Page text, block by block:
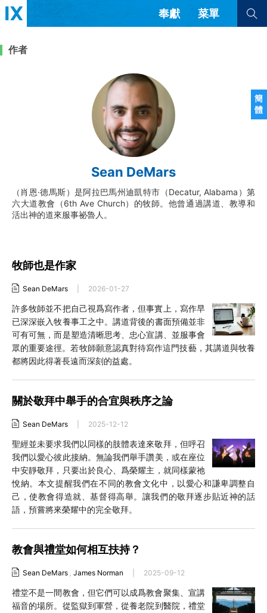
簡
體
奉獻 菜單
書評 訪談
解經式講道與神學
福音傳講與宣教 成員制與教會紀律
團契生活與禱告
查看全部
查看全部
隱私條款
正體中文
西班牙語
葡萄牙語
俄語
烏茲別克語
达里语
波斯語
法語
羅馬尼亞語
阿爾巴尼亞語
作者
Sean DeMars
（肖恩·德馬斯）是阿拉巴馬州迪凱特市（Decatur, Alabama）第
六大道教會（6th Ave Church）的牧師。他曾通過講道、教導和
活出神的道來服事祕魯人。
牧師也是作家
Sean DeMars 2026-01-27
許多牧師並不把自己視爲寫作者，但事實上，寫作早
已深深嵌入牧養事工之中。講道背後的書面預備並非
可有可無，而是塑造清晰思考、忠心宣講、並服事會
眾的重要途徑。若牧師願意認真對待寫作這門技藝，其講道與牧養
都將因此得著長遠而深刻的益處。
關於敬拜中舉手的合宜與秩序之論
Sean DeMars 2025-12-12
聖經並未要求我們以同樣的肢體表達來敬拜，但呼召
我們以愛心彼此接納。無論我們舉手讚美，或在座位
中安靜敬拜，只要出於良心、爲榮耀主，就同樣蒙祂
悅納。本文提醒我們在不同的教會文化中，以愛心和謙卑調整自
己，使教會得造就、基督得高舉。讓我們的敬拜逐步貼近神的話
語，預嘗將來榮耀中的完全敬拜。
教會與禮堂如何相互扶持？
Sean DeMars , James Norman 2025-09-12
禮堂不是一間教會，但它們可以成爲教會聚集、宣講
福音的場所。從監獄到軍營，從養老院到醫院，禮堂